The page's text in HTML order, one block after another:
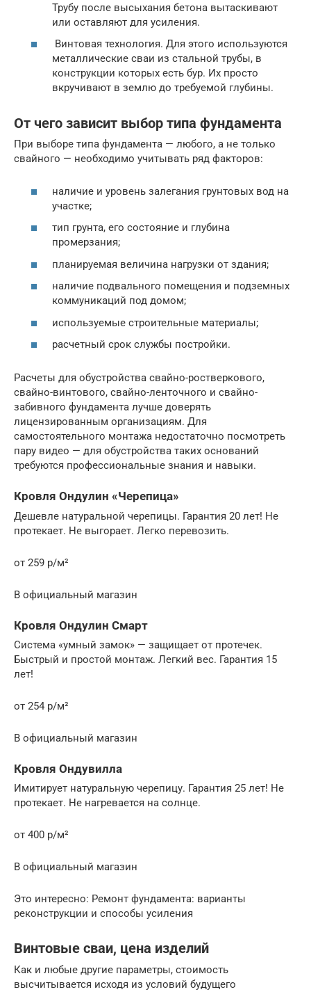
Трубу после высыхания бетона вытаскивают
или оставляют для усиления.
Винтовая технология. Для этого используются
металлические сваи из стальной трубы, в
конструкции которых есть бур. Их просто
вкручивают в землю до требуемой глубины.
От чего зависит выбор типа фундамента
При выборе типа фундамента — любого, а не только
свайного — необходимо учитывать ряд факторов:
наличие и уровень залегания грунтовых вод на
участке;
тип грунта, его состояние и глубина
промерзания;
планируемая величина нагрузки от здания;
наличие подвального помещения и подземных
коммуникаций под домом;
используемые строительные материалы;
расчетный срок службы постройки.
Расчеты для обустройства свайно-ростверкового,
свайно-винтового, свайно-ленточного и свайно-
забивного фундамента лучше доверять
лицензированным организациям. Для
самостоятельного монтажа недостаточно посмотреть
пару видео — для обустройства таких оснований
требуются профессиональные знания и навыки.
Кровля Ондулин «Черепица»
Дешевле натуральной черепицы. Гарантия 20 лет! Не
протекает. Не выгорает. Легко перевозить.
от 259 р/м²
В официальный магазин
Кровля Ондулин Смарт
Система «умный замок» — защищает от протечек.
Быстрый и простой монтаж. Легкий вес. Гарантия 15
лет!
от 254 р/м²
В официальный магазин
Кровля Ондувилла
Имитирует натуральную черепицу. Гарантия 25 лет! Не
протекает. Не нагревается на солнце.
от 400 р/м²
В официальный магазин
Это интересно: Ремонт фундамента: варианты
реконструкции и способы усиления
Винтовые сваи, цена изделий
Как и любые другие параметры, стоимость
высчитывается исходя из условий будущего